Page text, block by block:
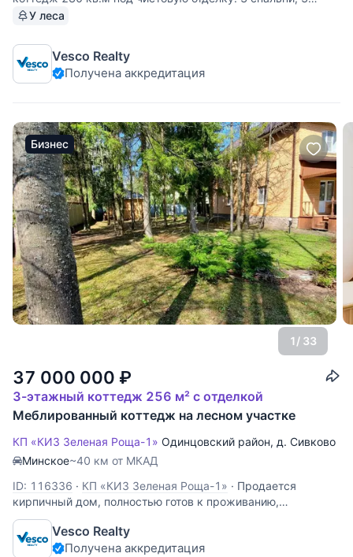
санузла, крытая веранда, зимний сад, пристроенный
закрытая барбекю с кладовкой(общая площадь 40 кв.м).
Все коммуникации
У леса
Vesco Realty
Получена аккредитация
Бизнес
1/ 33
37 000 000 ₽
3-этажный коттедж 256 м² с отделкой
Меблированный коттедж на лесном участке
КП «КИЗ Зеленая Роща-1» Одинцовский район, д. Сивково
Минское~40 км от МКАД
ID: 116336 · КП «КИЗ Зеленая Роща-1» · Продается
кирпичный дом, полностью готов к проживанию,
мебилирован. Дом строился для себя. Дом полностью
построен из кирпича, фундамент - ленточный, монолитный,
межэтажные перекрытия - ж/б плиты, лестница - бук,
Vesco Realty
Получена аккредитация